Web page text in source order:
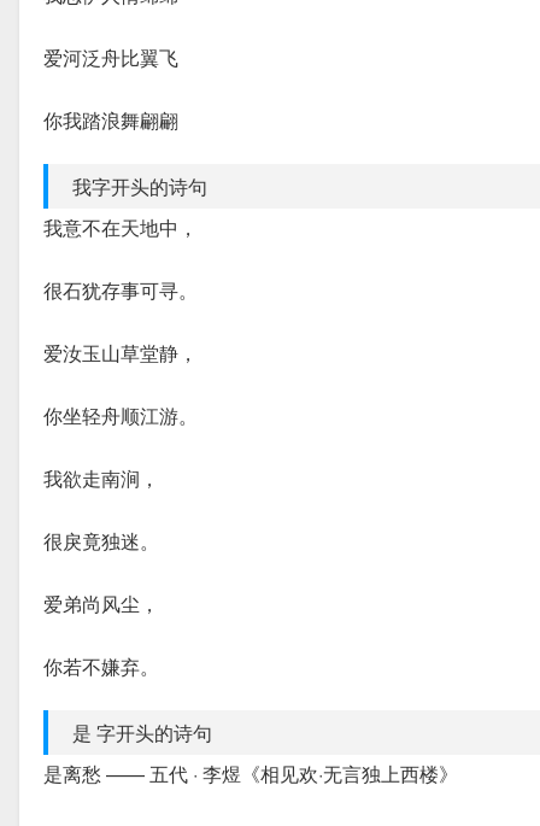
爱河泛舟比翼飞
你我踏浪舞翩翩
我字开头的诗句
我意不在天地中，
很石犹存事可寻。
爱汝玉山草堂静，
你坐轻舟顺江游。
我欲走南涧，
很戾竟独迷。
爱弟尚风尘，
你若不嫌弃。
是 字开头的诗句
是离愁 —— 五代 · 李煜《相见欢·无言独上西楼》